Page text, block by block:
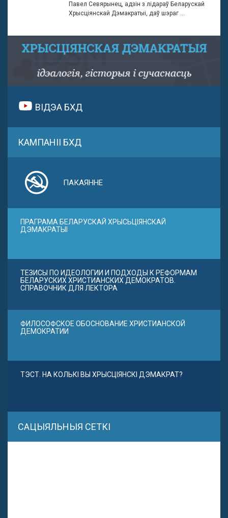
Павел Севярынец, адзін з лідараў Беларускай
Хрысціянскай Дэмакратыі, даў шэраг ...
ВІДЭА БХД
КАМПАНІІ БХД
ПАКАЯННЕ
ПРАГРАМА БЕЛАРУСКАЙ ХРЫСЬЦІЯНСКАЙ
ДЭМАКРАТЫІ
ТЕЗИСЫ ПО ИДЕОЛОГИИ И ПОДХОДЫ К РЕФОРМАМ
БЕЛАРУСКИХ ХРИСТИАНСКИХ ДЕМОКРАТОВ.
СПРАВОЧНИК ДЛЯ ЛЕКТОРА
ФИЛОСОФСКОЕ ОБОСНОВАНИЕ ХРИСТИАНСКОЙ
ДЕМОКРАТИИ
ТЭСТ. НА КОЛЬКІ ВЫ ХРЫСЦІЯНСКІ ДЭМАКРАТ?
САЦЫЯЛЬНЫЯ СЕТКІ